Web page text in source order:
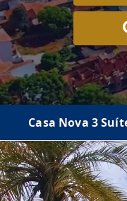
Casa Nova 3